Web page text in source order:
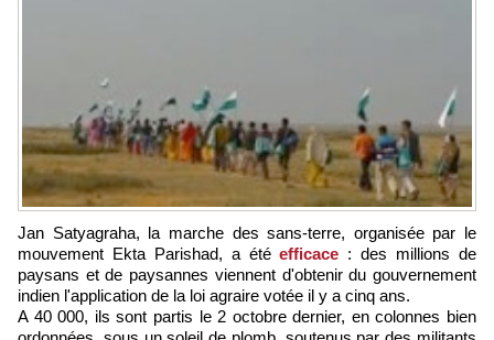
Jan Satyagraha, la marche des sans-terre, organisée par le
mouvement Ekta Parishad, a étéefficace : des millions de
paysans et de paysannes viennent d'obtenir du gouvernement
indien l'application de la loi agraire votée il y a cinq ans.
A 40 000, ils sont partis le 2 octobre dernier, en colonnes bien